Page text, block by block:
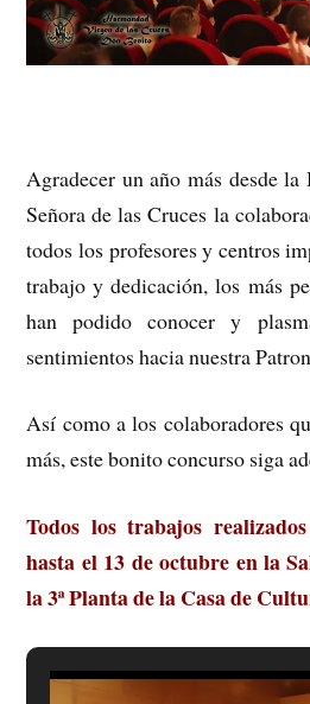
Agradecer un año más desde la
Señora de las Cruces la
todos los profesores y centros
trabajo y dedicación, los más
han podido conocer y
sentimientos hacia nuestra
Así como a los colaboradores
más, este bonito concurso siga
Todos los trabajos
hasta el 13 de octubre en la
la 3ª Planta de la Casa de